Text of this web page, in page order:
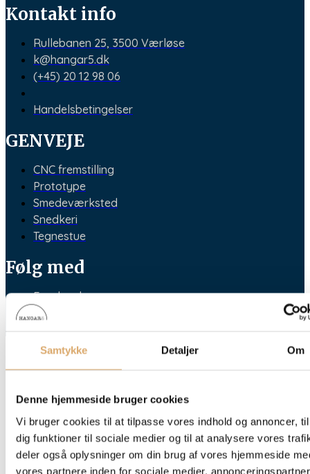
Samtykke Detaljer Om
Denne hjemmeside bruger cookies
Vi bruger cookies til at tilpasse vores indhold og annoncer,
dig funktioner til sociale medier og til at analysere vores
deler også oplysninger om din brug af vores hjemmeside
vores partnere inden for sociale medier,
Kontakt info
Rullebanen 25, 3500 Værløse
k@hangar5.dk
(+45) 20 12 98 06
Handelsbetingelser
GENVEJE
CNC fremstilling
Prototype
Smedeværksted
Snedkeri
Tegnestue
Følg med
Facebook
Instagram